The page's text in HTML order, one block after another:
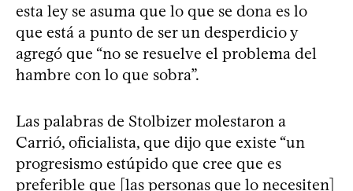
esta ley se asuma que lo que se dona es lo
que está a punto de ser un desperdicio y
agregó que “no se resuelve el problema del
hambre con lo que sobra”.
Las palabras de Stolbizer molestaron a
Carrió, oficialista, que dijo que existe “un
progresismo estúpido que cree que es
preferible que [las personas que lo necesiten]